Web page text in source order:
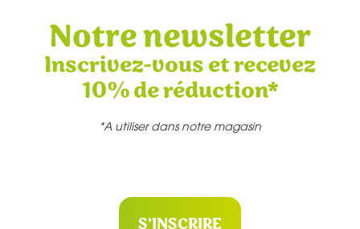
Notre newsletter
Inscrivez-vous et recevez
10% de réduction*
*A utiliser dans notre magasin